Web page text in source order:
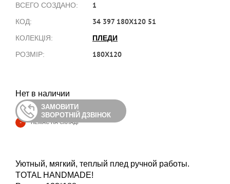
ВСЕГО СОЗДАНО: 1
КОД: 34 397 180Х120 51
КОЛЕКЦІЯ: ПЛЕДИ
РОЗМІР: 180Х120
Нет в наличии
ЗАМОВИТИ
ЗВОРОТНІЙ ДЗВІНОК
- НЕМАЄ НА СКЛАДІ
Уютный, мягкий, теплый плед ручной работы.
TOTAL HANDMADE!